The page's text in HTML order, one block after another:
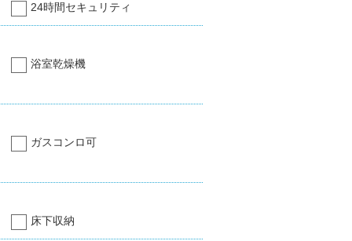
24時間セキュリティ
浴室乾燥機
ガスコンロ可
床下収納